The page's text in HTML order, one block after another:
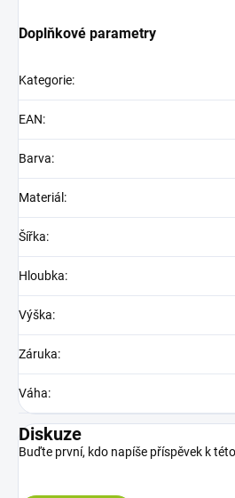
Doplňkové parametry
Kategorie:
EAN:
Barva:
Materiál :
Šířka:
Hloubka:
Výška:
Záruka:
Váha:
Diskuze
Buďte první, kdo napíše příspěvek k